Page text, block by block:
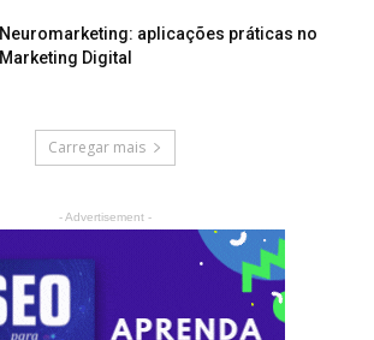
Neuromarketing: aplicações práticas no
Marketing Digital
Carregar mais
- Advertisement -